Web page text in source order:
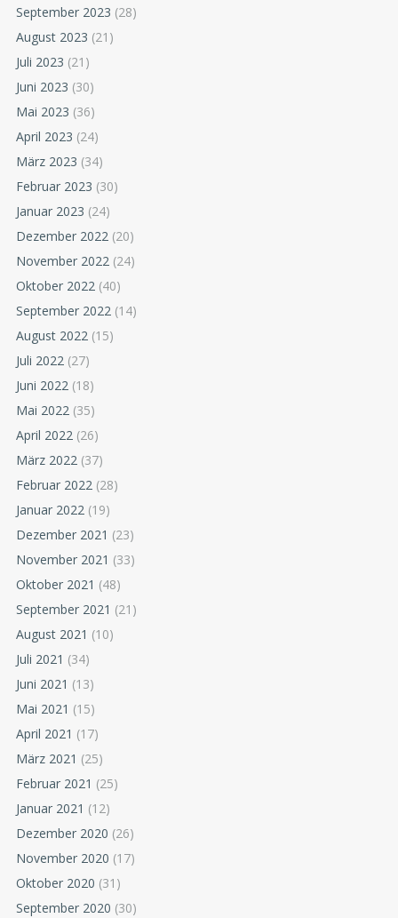
September 2023 (28)
August 2023 (21)
Juli 2023 (21)
Juni 2023 (30)
Mai 2023 (36)
April 2023 (24)
März 2023 (34)
Februar 2023 (30)
Januar 2023 (24)
Dezember 2022 (20)
November 2022 (24)
Oktober 2022 (40)
September 2022 (14)
August 2022 (15)
Juli 2022 (27)
Juni 2022 (18)
Mai 2022 (35)
April 2022 (26)
März 2022 (37)
Februar 2022 (28)
Januar 2022 (19)
Dezember 2021 (23)
November 2021 (33)
Oktober 2021 (48)
September 2021 (21)
August 2021 (10)
Juli 2021 (34)
Juni 2021 (13)
Mai 2021 (15)
April 2021 (17)
März 2021 (25)
Februar 2021 (25)
Januar 2021 (12)
Dezember 2020 (26)
November 2020 (17)
Oktober 2020 (31)
September 2020 (30)